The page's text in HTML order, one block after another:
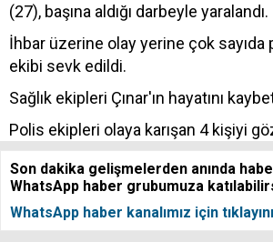
(27), başına aldığı darbeyle yaralandı.
İhbar üzerine olay yerine çok sayıda
ekibi sevk edildi.
Sağlık ekipleri Çınar'ın hayatını
Polis ekipleri olaya karışan 4 kişiyi
Son dakika gelişmelerden anında
WhatsApp haber grubumuza
WhatsApp haber kanalımız için